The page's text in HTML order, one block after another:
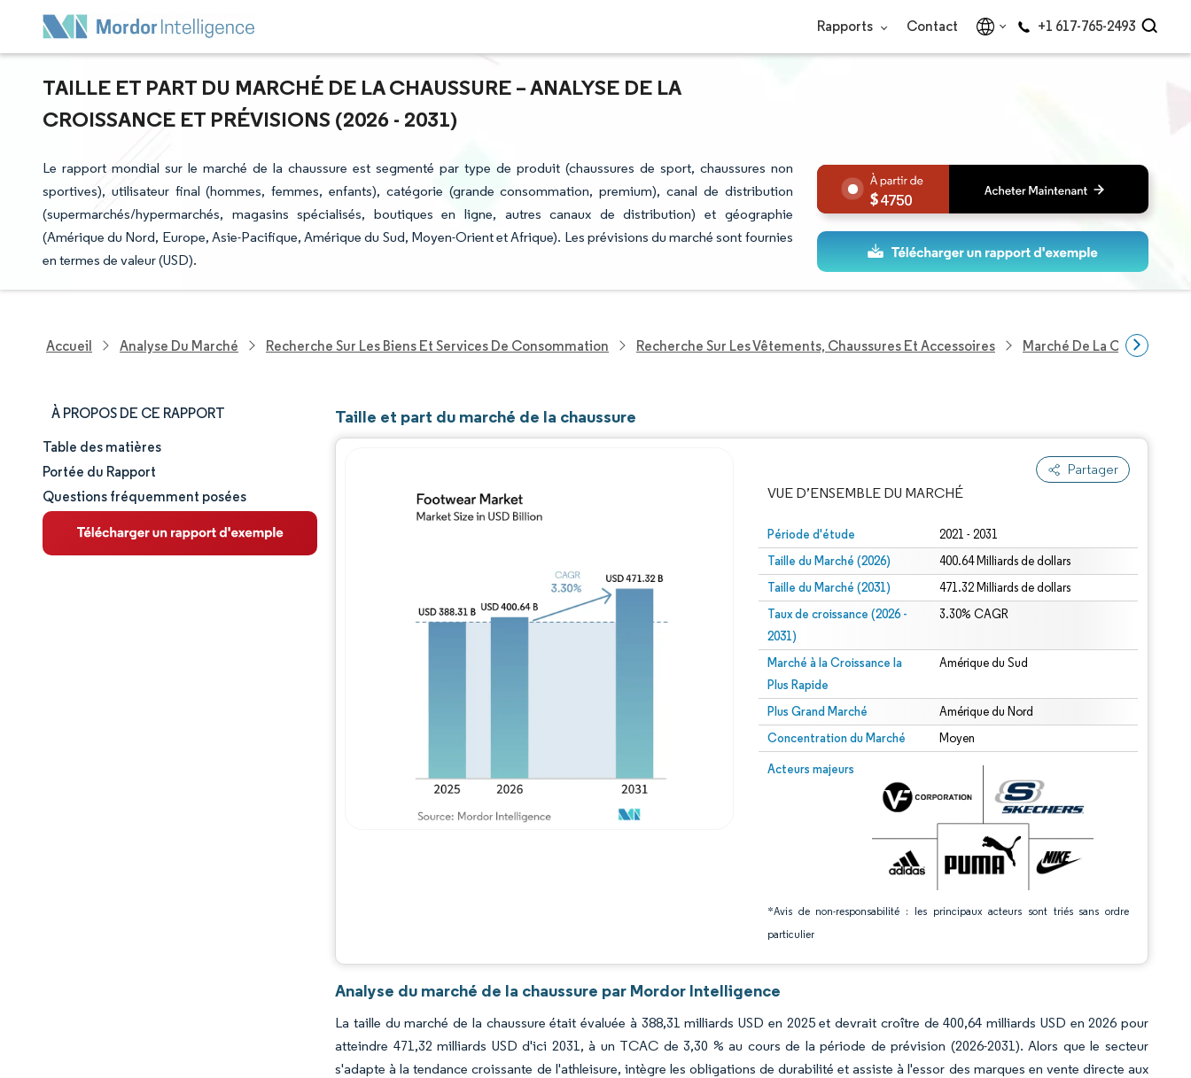
Rapports Contact +1 617-765-2493
TAILLE ET PART DU MARCHÉ DE LA CHAUSSURE – ANALYSE DE LA
CROISSANCE ET PRÉVISIONS (2026 - 2031)
Le rapport mondial sur le marché de la chaussure est segmenté par type de produit (chaussures de sport, chaussures non
sportives), utilisateur final (hommes, femmes, enfants), catégorie (grande consommation, premium), canal de distribution
(supermarchés/hypermarchés, magasins spécialisés, boutiques en ligne, autres canaux de distribution) et géographie
(Amérique du Nord, Europe, Asie-Pacifique, Amérique du Sud, Moyen-Orient et Afrique). Les prévisions du marché sont fournies
en termes de valeur (USD).
4750
Accueil Analyse Du Marché Recherche Sur Les Biens Et Services De Consommation Recherche Sur Les Vêtements, Chaussures Et Accessoires Marché De La Chaussure
À PROPOS DE CE RAPPORT
Taille et part de marché
Analyse du marché
Tendances et perspectives
Table des matières
Portée du Rapport
Questions fréquemment posées
Taille et part du marché de la chaussure
Partager
VUE D’ENSEMBLE DU MARCHÉ
Période d'étude 2021 - 2031
Taille du Marché (2026) 400.64 Milliards de dollars
Taille du Marché (2031) 471.32 Milliards de dollars
Taux de croissance (2026 -
2031)
3.30% CAGR
Marché à la Croissance la
Plus Rapide
Amérique du Sud
Plus Grand Marché Amérique du Nord
Concentration du Marché Moyen
Acteurs majeurs
*Avis de non-responsabilité : les principaux acteurs sont triés sans ordre
particulier
Image © Mordor Intelligence. La réutilisation nécessite une attribution sous CC BY 4.0.
Image © Mordor Intelligence. La réutilisation nécessite une attribution sous CC BY 4.0.
Analyse du marché de la chaussure par Mordor Intelligence
La taille du marché de la chaussure était évaluée à 388,31 milliards USD en 2025 et devrait croître de 400,64 milliards USD en 2026 pour
atteindre 471,32 milliards USD d'ici 2031, à un TCAC de 3,30 % au cours de la période de prévision (2026-2031). Alors que le secteur
s'adapte à la tendance croissante de l'athleisure, intègre les obligations de durabilité et assiste à l'essor des marques en vente directe aux